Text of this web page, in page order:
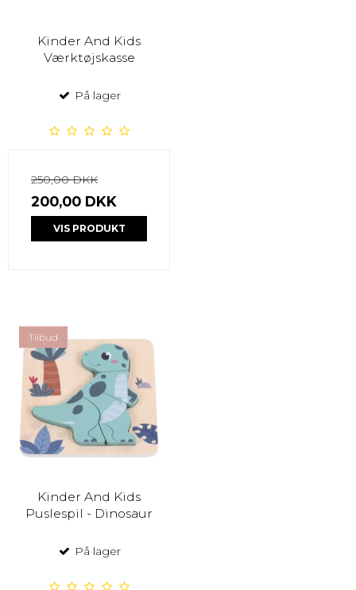
Kinder And Kids
Værktøjskasse
På lager
250,00 DKK
200,00 DKK
VIS PRODUKT
Tilbud
Kinder And Kids
Puslespil - Dinosaur
På lager